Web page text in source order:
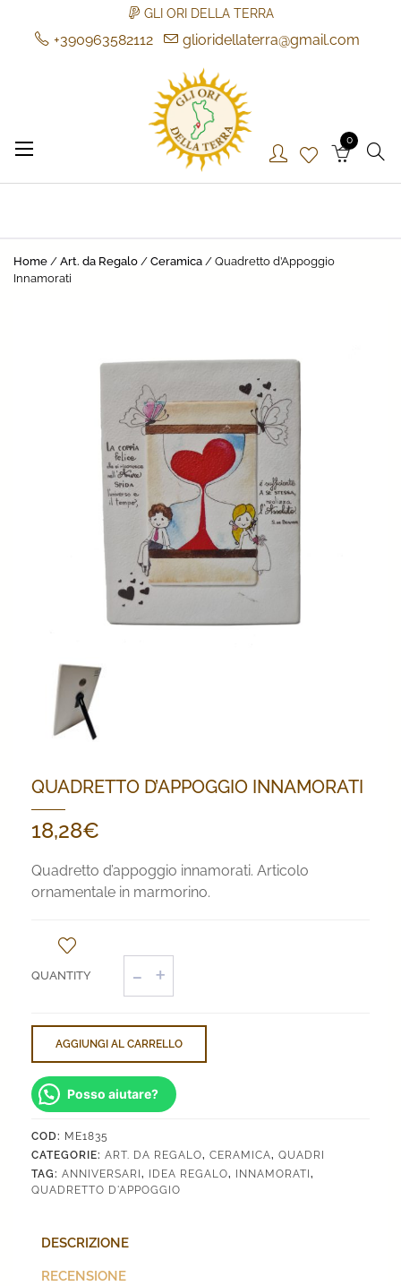
GLI ORI DELLA TERRA
+390963582112
glioridellaterra@gmail.com
Gli Ori della Terra
Gli Ori della Terra
0
Home / Art. da Regalo / Ceramica / Quadretto d’Appoggio
Innamorati
QUADRETTO D’APPOGGIO INNAMORATI
18,28€
Quadretto d’appoggio innamorati. Articolo
ornamentale in marmorino.
d'Appoggio
Innamorati
AGGIUNGI AL CARRELLO
Posso aiutare?
COD: ME1835
CATEGORIE: ART. DA REGALO, CERAMICA, QUADRI
TAG: ANNIVERSARI , IDEA REGALO, INNAMORATI ,
QUADRETTO D'APPOGGIO
DESCRIZIONE
RECENSIONE